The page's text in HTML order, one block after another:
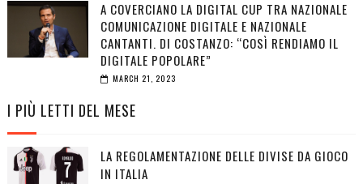
A COVERCIANO LA DIGITAL CUP TRA NAZIONALE
COMUNICAZIONE DIGITALE E NAZIONALE
CANTANTI. DI COSTANZO: “COSÌ RENDIAMO IL
DIGITALE POPOLARE”
MARCH 21, 2023
I PIÙ LETTI DEL MESE
LA REGOLAMENTAZIONE DELLE DIVISE DA GIOCO
IN ITALIA